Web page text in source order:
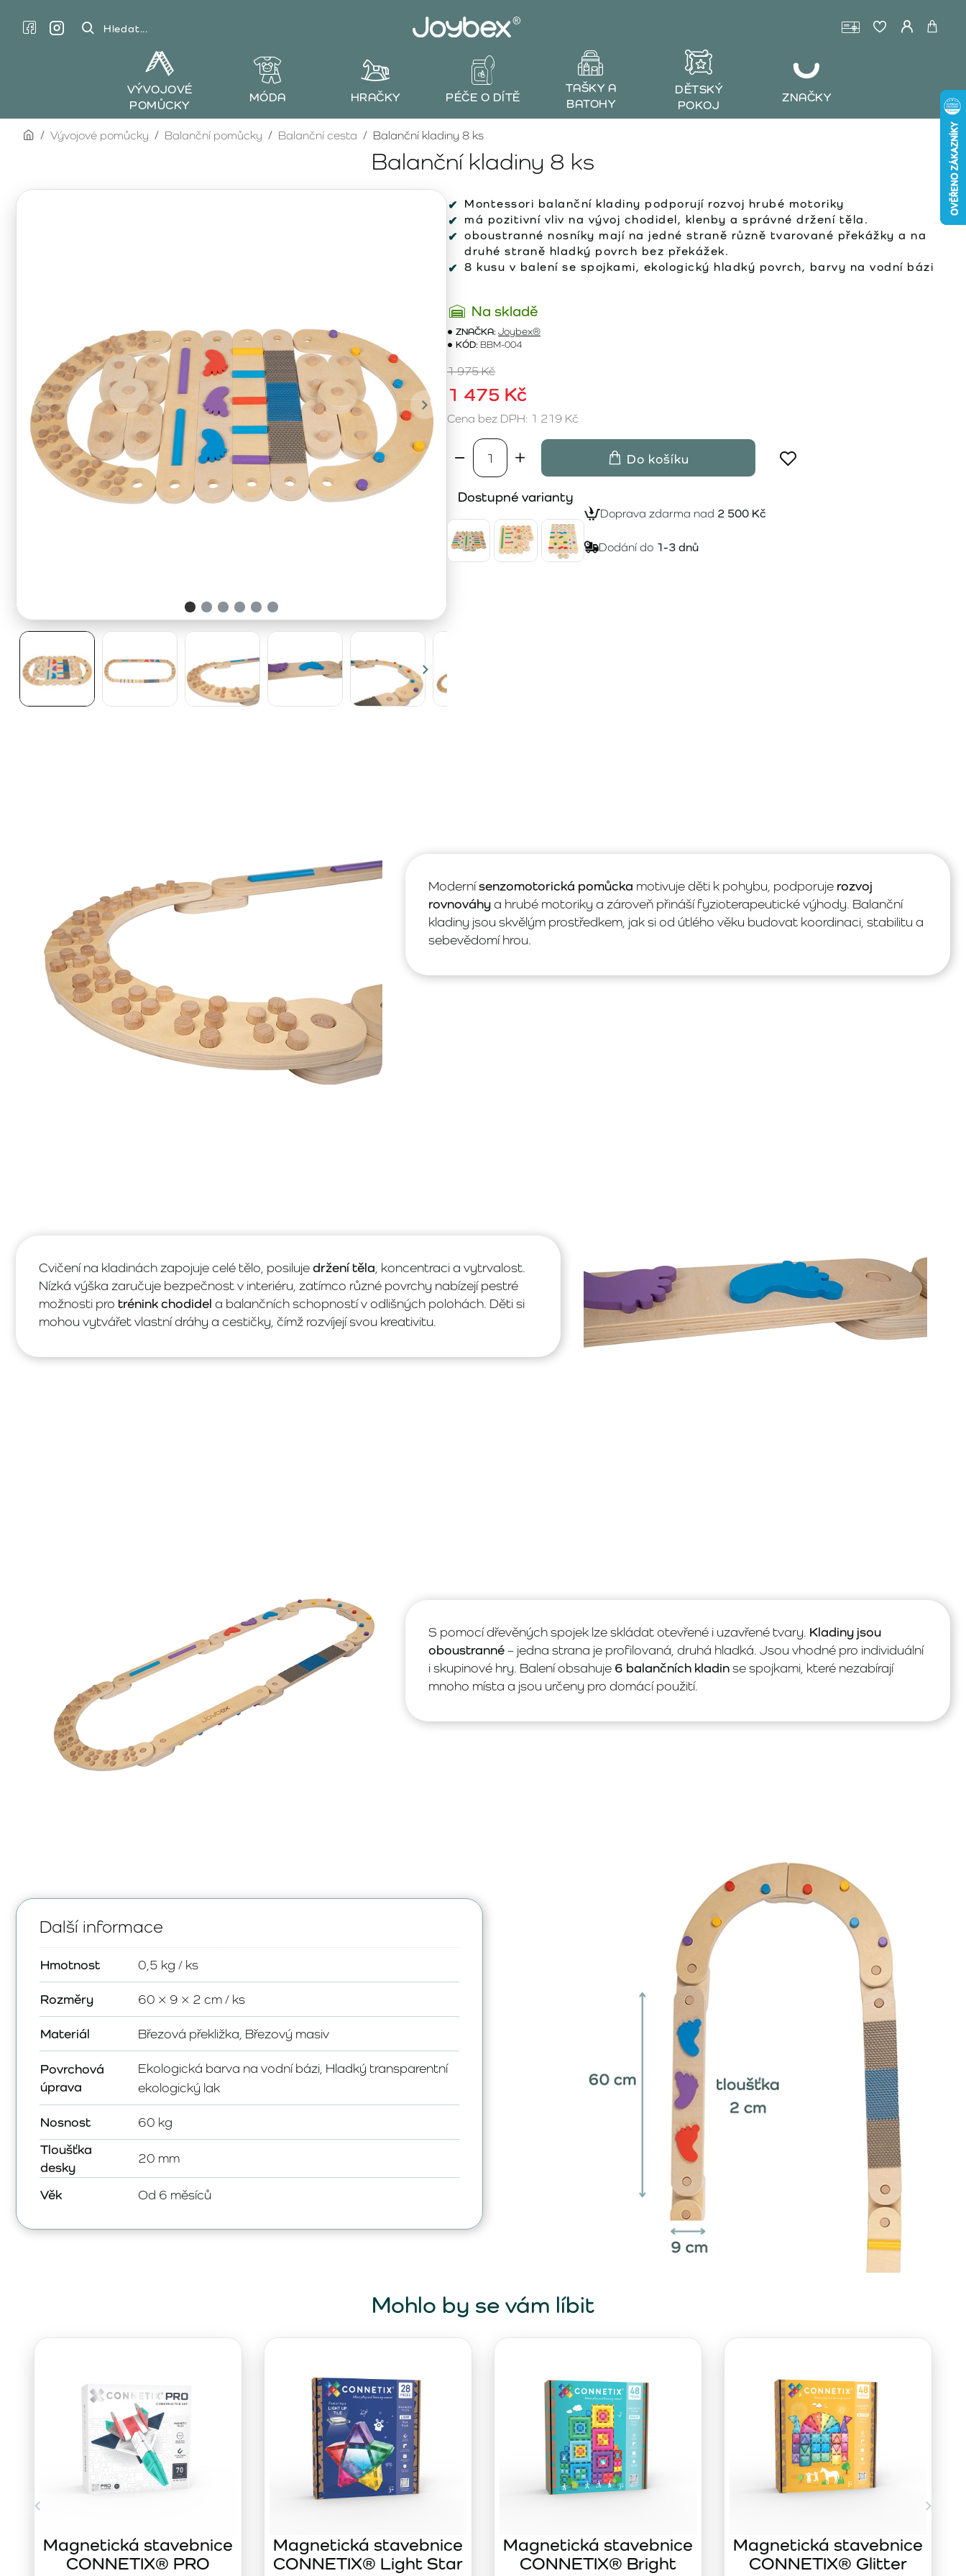
Hledat...
VÝVOJOVÉ
POMŮCKY
MÓDA HRAČKY PÉČE O DÍTĚ
TAŠKY A
BATOHY
DĚTSKÝ
POKOJ
ZNAČKY
Balanční kladiny 8 ks
homeVývojové pomůcky Balanční pomůcky Balanční cesta Balanční kladiny 8 ks
Montessori balanční kladiny podporují rozvoj hrubé motoriky
má pozitivní vliv na vývoj chodidel, klenby a správné držení těla.
oboustranné nosníky mají na jedné straně různě tvarované překážky a na
druhé straně hladký povrch bez překážek.
8 kusu v balení se spojkami, ekologický hladký povrch, barvy na vodní bázi
Na skladě
ZNAČKA:Joybex®
KÓD: BBM-004
1 475 Kč
1 975 Kč
Cena bez DPH: 1 219 Kč
Do košíku
Dostupné varianty
Doprava zdarma nad 2 500 Kč
Dodání do 1-3 dnů
Modernísenzomotorická pomůcka motivuje děti k pohybu, podporuje rozvoj
rovnováhya hrubé motoriky a zároveň přináší fyzioterapeutické výhody. Balanční
kladiny jsou skvělým prostředkem, jak si od útlého věku budovat koordinaci, stabilitu a
sebevědomí hrou.
Cvičení na kladinách zapojuje celé tělo, posilujedržení těla, koncentraci a vytrvalost.
Nízká výška zaručuje bezpečnost v interiéru, zatímco různé povrchy nabízejí pestré
možnosti pro trénink chodidel a balančních schopností v odlišných polohách. Děti si
mohou vytvářet vlastní dráhy a cestičky, čímž rozvíjejí svou kreativitu.
S pomocí dřevěných spojek lze skládat otevřené i uzavřené tvary. Kladiny jsou
oboustranné– jedna strana je profilovaná, druhá hladká. Jsou vhodné pro individuální
i skupinové hry. Balení obsahuje 6 balančních kladinse spojkami, které nezabírají
mnoho místa a jsou určeny pro domácí použití.
Další informace
Hmotnost 0,5 kg / ks
Rozměry 60 × 9 × 2 cm / ks
Materiál Březová překližka, Březový masiv
Povrchová
úprava
Ekologická barva na vodní bázi, Hladký transparentní
ekologický lak
Nosnost
60 kg
Tloušťka
desky
20 mm
Věk Od 6 měsíců
Mohlo by se vám líbit
Magnetická stavebnice
CONNETIX® PRO
Magnetická stavebnice
CONNETIX® Light Star
Magnetická stavebnice
CONNETIX® Bright
Magnetická stavebnice
CONNETIX® Glitter